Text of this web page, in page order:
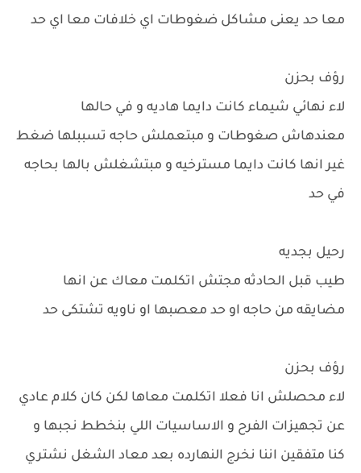
معا حد يعنى مشاكل ضغوطات اي خلافات معا اي حد
رؤف بحزن
لاء نهائي شيماء كانت دايما هاديه و في حالها
معندهاش صغوطات و مبتعملش حاجه تسببلها ضغط
غير انها كانت دايما مسترخيه و مبتشغلش بالها بحاجه
في حد
رحيل بجديه
طيب قبل الحادثه مجتش اتكلمت معاك عن انها
مضايقه من حاجه او حد معصبها او ناويه تشتكى حد
رؤف بحزن
لاء محصلش انا فعلا اتكلمت معاها لكن كان كلام عادي
عن تجهيزات الفرح و الاساسيات اللي بنخطط نجبها و
كنا متفقين اننا نخرج النهارده بعد معاد الشغل نشتري